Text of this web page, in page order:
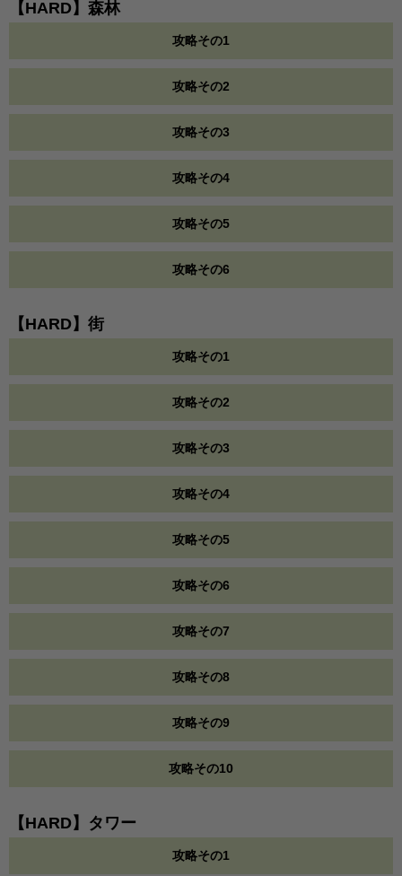
【HARD】森林
攻略その1
攻略その2
攻略その3
攻略その4
攻略その5
攻略その6
【HARD】街
攻略その1
攻略その2
攻略その3
攻略その4
攻略その5
攻略その6
攻略その7
攻略その8
攻略その9
攻略その10
【HARD】タワー
攻略その1